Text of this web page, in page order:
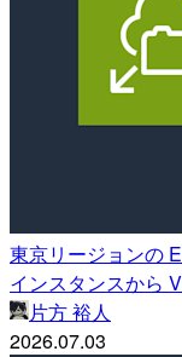
東京リージョンの
インスタンスから
片方 裕人
2026.07.03